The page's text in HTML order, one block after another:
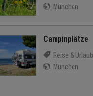
München
Campinplätze
Reise & Urlaub
München